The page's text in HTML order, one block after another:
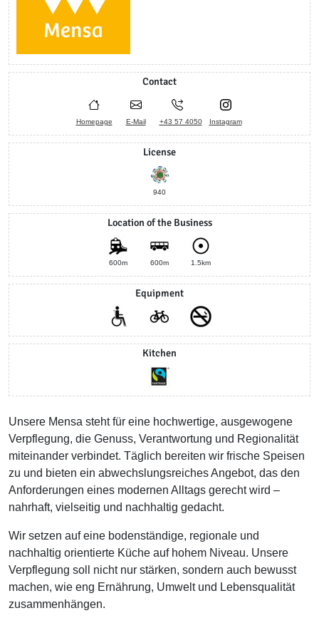
Contact
Homepage E-Mail +43 57 4050 Instagram
License
940
Location of the Business
600m 600m 1.5km
Equipment
Kitchen
Unsere Mensa steht für eine hochwertige, ausgewogene
Verpflegung, die Genuss, Verantwortung und Regionalität
miteinander verbindet. Täglich bereiten wir frische Speisen
zu und bieten ein abwechslungsreiches Angebot, das den
Anforderungen eines modernen Alltags gerecht wird –
nahrhaft, vielseitig und nachhaltig gedacht.
Wir setzen auf eine bodenständige, regionale und
nachhaltig orientierte Küche auf hohem Niveau. Unsere
Verpflegung soll nicht nur stärken, sondern auch bewusst
machen, wie eng Ernährung, Umwelt und Lebensqualität
zusammenhängen.